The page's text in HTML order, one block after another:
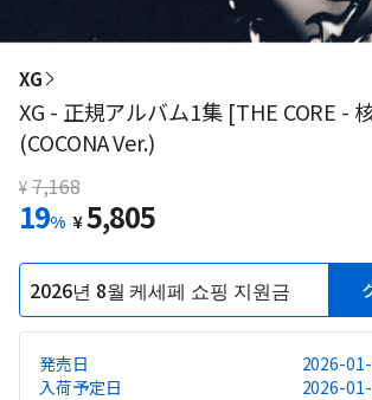
XG
XG - 正規アルバム1集 [THE CORE -
(COCONA Ver.)
¥ 7,168
19% ¥ 5,805
2026년 8월 케세페 쇼핑 지원금
発売日
2026-
入荷予定日
2026-